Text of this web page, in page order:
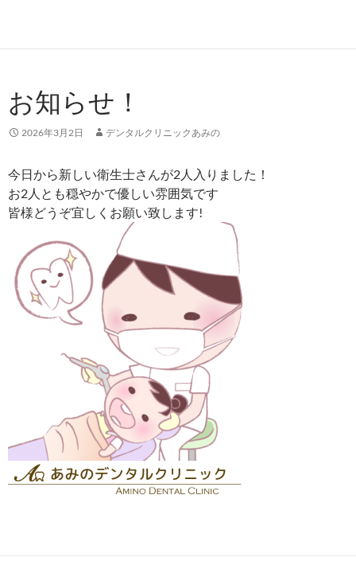
お知らせ！
2026年3月2日 デンタルクリニックあみの
今日から新しい衛生士さんが2人入りました！
お2人とも穏やかで優しい雰囲気です
皆様どうぞ宜しくお願い致します!